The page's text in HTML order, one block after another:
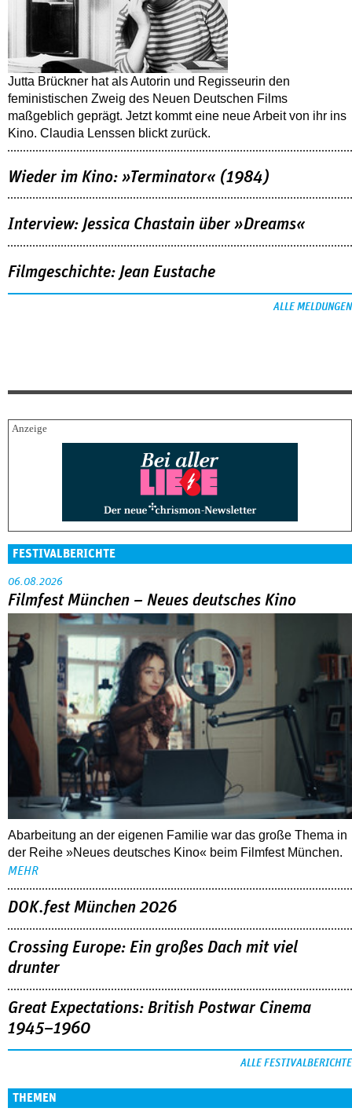
Jutta Brückner hat als Autorin und Regisseurin den
feministischen Zweig des Neuen Deutschen Films
maßgeblich geprägt. Jetzt kommt eine neue Arbeit von ihr ins
Kino. Claudia Lenssen blickt zurück.
Wieder im Kino: »Terminator« (1984)
Interview: Jessica Chastain über »Dreams«
Filmgeschichte: Jean Eustache
ALLE MELDUNGEN
FESTIVALBERICHTE
06.08.2026
Filmfest München – Neues deutsches Kino
Abarbeitung an der eigenen Familie war das große Thema in
der Reihe »Neues deutsches Kino« beim Filmfest München.
MEHR
DOK.fest München 2026
Crossing Europe: Ein großes Dach mit viel
drunter
Great Expectations: British Postwar Cinema
1945–1960
ALLE FESTIVALBERICHTE
THEMEN